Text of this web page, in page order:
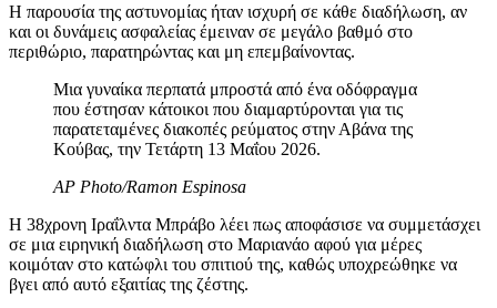
Η παρουσία της αστυνομίας ήταν ισχυρή σε κάθε διαδήλωση, αν
και οι δυνάμεις ασφαλείας έμειναν σε μεγάλο βαθμό στο
περιθώριο, παρατηρώντας και μη επεμβαίνοντας.
Μια γυναίκα περπατά μπροστά από ένα οδόφραγμα
που έστησαν κάτοικοι που διαμαρτύρονται για τις
παρατεταμένες διακοπές ρεύματος στην Αβάνα της
Κούβας, την Τετάρτη 13 Μαΐου 2026.
AP Photo/Ramon Espinosa
Η 38χρονη Ιραΐλντα Μπράβο λέει πως αποφάσισε να συμμετάσχει
σε μια ειρηνική διαδήλωση στο Μαριανάο αφού για μέρες
κοιμόταν στο κατώφλι του σπιτιού της, καθώς υποχρεώθηκε να
βγει από αυτό εξαιτίας της ζέστης.